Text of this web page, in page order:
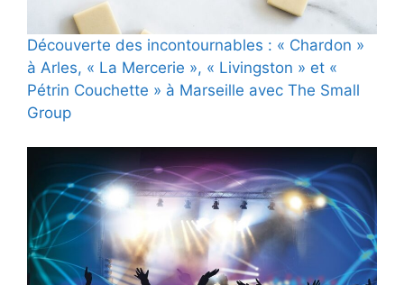
Découverte des incontournables : « Chardon »
à Arles, « La Mercerie », « Livingston » et «
Pétrin Couchette » à Marseille avec The Small
Group